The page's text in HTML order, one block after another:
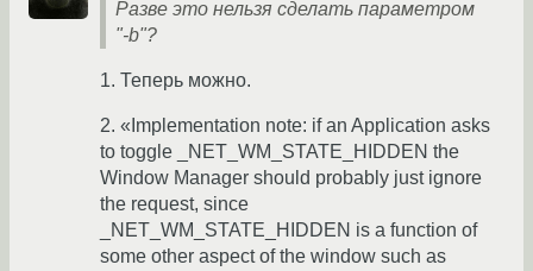
Разве это нельзя сделать параметром
"-b"?
1. Теперь можно.
2. «Implementation note: if an Application asks
to toggle _NET_WM_STATE_HIDDEN the
Window Manager should probably just ignore
the request, since
_NET_WM_STATE_HIDDEN is a function of
some other aspect of the window such as